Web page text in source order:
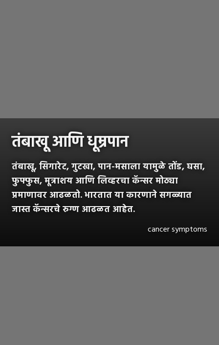
तंबाखू आणि धूम्रपान
तंबाखू, सिगारेट, गुटखा, पान-मसाला यामुळे तोंड, घसा,
फुफ्फुस, मूत्राशय आणि लिव्हरचा कॅन्सर मोठ्या
प्रमाणावर आढळतो. भारतात या कारणाने सगळ्यात
जास्त कॅन्सरचे रुग्ण आढळत आहेत.
cancer symptoms